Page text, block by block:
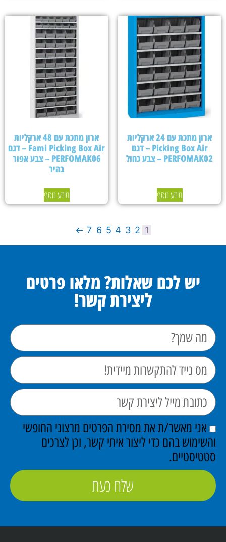
ארון מתכת עם 24 ארקליות
Picking Box Air – דגם
PERFOMAK02 – צבע כחול
מידע נוסף
ארון מתכת עם 48 ארקליות
Fami Picking Box Air – דגם
PERFOMAK06 – צבע אפור
בהיר
מידע נוסף
1
2
3
4
5
6
7
←
יש לכם שאלות? מלאו פרטים
ליצירת קשר!
אני מאשר/ת את מסירת הפרטים מרצוני החופשי
והשימוש בהם כדי ליצור איתי קשר, וכן לצרכים
סטטיסטיים.
שלח כעת